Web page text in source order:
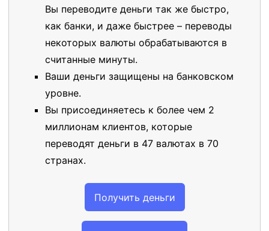
Вы переводите деньги так же быстро,
как банки, и даже быстрее – переводы
некоторых валюты обрабатываются в
считанные минуты.
Ваши деньги защищены на банковском
уровне.
Вы присоединяетесь к более чем 2
миллионам клиентов, которые
переводят деньги в 47 валютах в 70
странах.
Получить деньги